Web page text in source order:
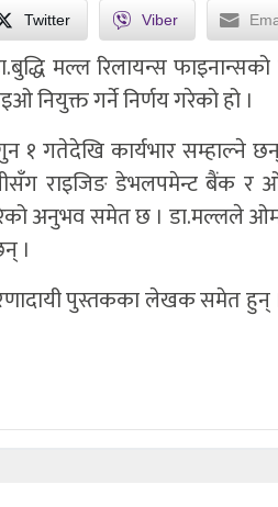
Twitter Viber
मल्ल रिलायन्स
नियुक्त गर्ने निर्णय गरेको हो ।
१ गतेदेखि कार्यभार
राइजिङ डेभलपमेन्ट बैंक र
अनुभव समेत छ । डा.मल्लले
।
प्रेरणादायी पुस्तकका लेखक समेत